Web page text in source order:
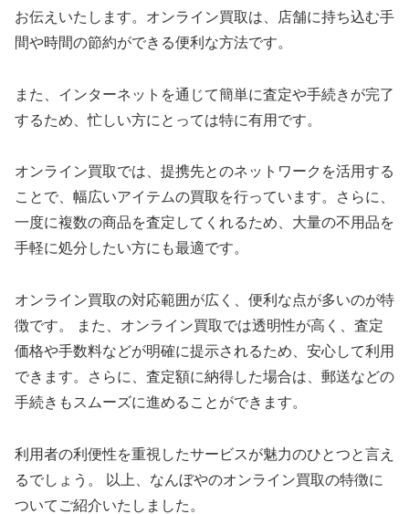
お伝えいたします。オンライン買取は、店舗に持ち込む手
間や時間の節約ができる便利な方法です。
また、インターネットを通じて簡単に査定や手続きが完了
するため、忙しい方にとっては特に有用です。
オンライン買取では、提携先とのネットワークを活用する
ことで、幅広いアイテムの買取を行っています。さらに、
一度に複数の商品を査定してくれるため、大量の不用品を
手軽に処分したい方にも最適です。
オンライン買取の対応範囲が広く、便利な点が多いのが特
徴です。 また、オンライン買取では透明性が高く、査定
価格や手数料などが明確に提示されるため、安心して利用
できます。さらに、査定額に納得した場合は、郵送などの
手続きもスムーズに進めることができます。
利用者の利便性を重視したサービスが魅力のひとつと言え
るでしょう。 以上、なんぼやのオンライン買取の特徴に
ついてご紹介いたしました。